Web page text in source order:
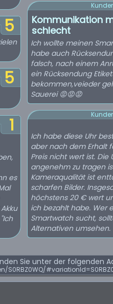
5
5
1
es
Kommunikation
schlecht
Ich wollte meinen
habe auch
falsch, nach einem
ein Rücksendung
bekommen,veieder
Sauerei 😡😡😡
Ich habe diese Uhr
aber nach dem Erhalt
Preis nicht wert ist. Die
angenehm zu tragen
Kameraqualität ist
scharfen Bilder.
höchstens 20 € wert
ich bezahlt habe. Wer
Smartwatch sucht,
Alternativen umsehen.
Sie unter der folgenden
S0RBZ0WQ/